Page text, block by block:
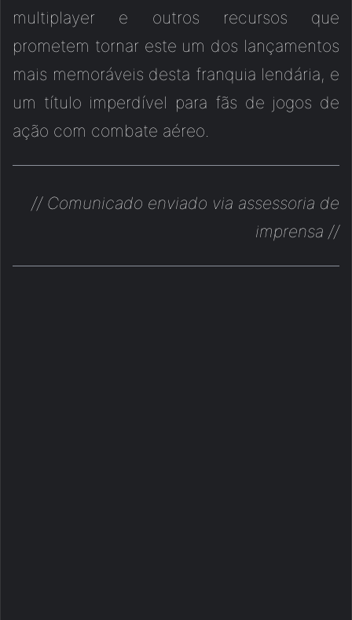
multiplayer e outros recursos que
prometem tornar este um dos lançamentos
mais memoráveis desta franquia lendária, e
um título imperdível para fãs de jogos de
ação com combate aéreo.
// Comunicado enviado via assessoria de
imprensa //